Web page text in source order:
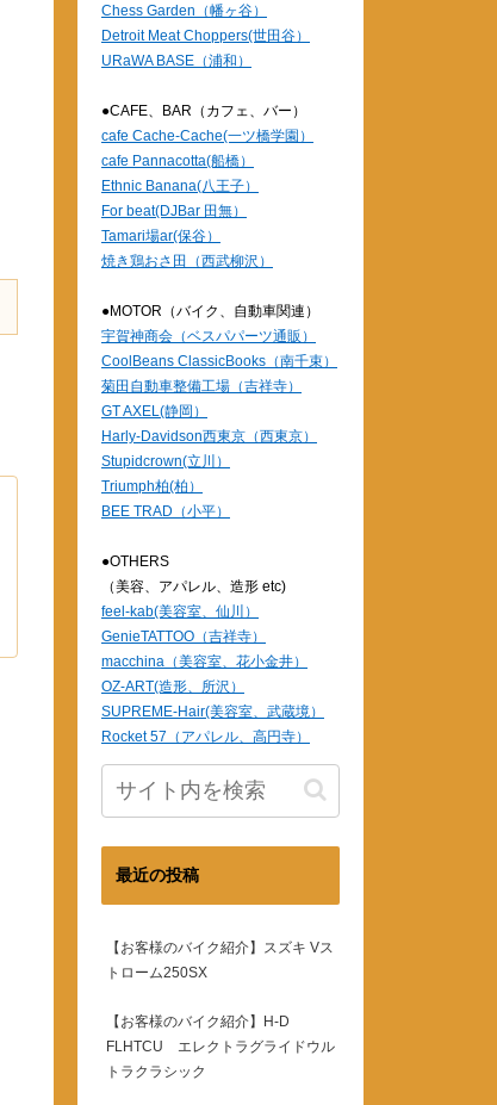
Chess Garden（幡ヶ谷）
Detroit Meat Choppers(世田谷）
URaWA BASE（浦和）
●CAFE、BAR（カフェ、バー）
cafe Cache-Cache(一ツ橋学園）
cafe Pannacotta(船橋）
Ethnic Banana(八王子）
For beat(DJBar 田無）
Tamari場ar(保谷）
焼き鶏おさ田（西武柳沢）
●MOTOR（バイク、自動車関連）
宇賀神商会（ベスパパーツ通販）
CoolBeans ClassicBooks（南千束）
菊田自動車整備工場（吉祥寺）
GT AXEL(静岡）
Harly-Davidson西東京（西東京）
Stupidcrown(立川）
Triumph柏(柏）
BEE TRAD（小平）
●OTHERS
（美容、アパレル、造形 etc)
feel-kab(美容室、仙川）
GenieTATTOO（吉祥寺）
macchina（美容室、花小金井）
OZ-ART(造形、所沢）
SUPREME-Hair(美容室、武蔵境）
Rocket 57（アパレル、高円寺）
最近の投稿
【お客様のバイク紹介】スズキ Vス
トローム250SX
【お客様のバイク紹介】H-D
FLHTCU エレクトラグライドウル
トラクラシック